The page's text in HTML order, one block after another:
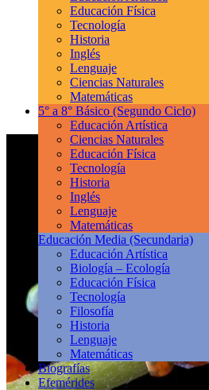
Educación Física
Tecnología
Historia
Inglés
Lenguaje
Ciencias Naturales
Matemáticas
5° a 8° Básico (Segundo Ciclo)
Educación Artística
Ciencias Naturales
Educación Física
Tecnología
Historia
Inglés
Lenguaje
Matemáticas
Educación Media (Secundaria)
Educación Artística
Biología – Ecología
Educación Física
Tecnología
Filosofía
Historia
Lenguaje
Matemáticas
Biografías
Efemérides